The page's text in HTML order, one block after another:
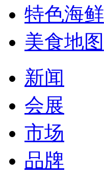
特色海鲜
美食地图
新闻
会展
市场
品牌